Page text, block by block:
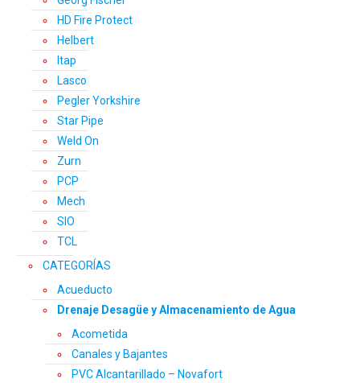
HD Fire Protect
Helbert
Itap
Lasco
Pegler Yorkshire
Star Pipe
Weld On
Zurn
PCP
Mech
SIO
TCL
CATEGORÍAS
Acueducto
Drenaje Desagüe y Almacenamiento de Agua
Acometida
Canales y Bajantes
PVC Alcantarillado – Novafort